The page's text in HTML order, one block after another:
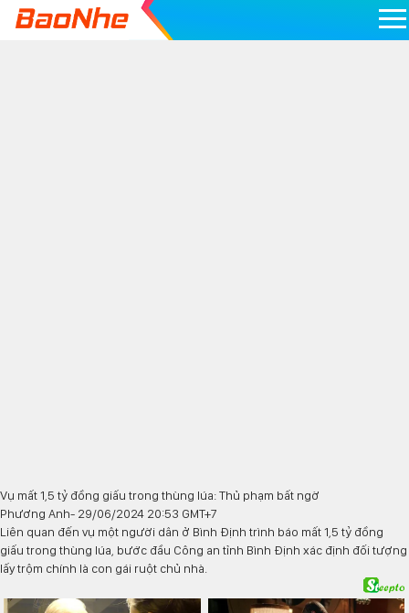
Vụ mất 1,5 tỷ đồng giấu trong thùng lúa: Thủ phạm bất ngờ
Phương Anh- 29/06/2024 20:53 GMT+7
Liên quan đến vụ một người dân ở Bình Định trình báo mất 1,5 tỷ đồng
giấu trong thùng lúa, bước đầu Công an tỉnh Bình Định xác định đối tượng
lấy trộm chính là con gái ruột chủ nhà.